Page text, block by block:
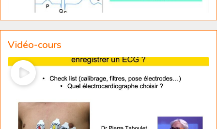
Vidéo-cours